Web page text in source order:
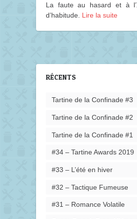
La faute au hasard et à
d’habitude. Lire la suite
RÉCENTS
Tartine de la Confinade #3
Tartine de la Confinade #2
Tartine de la Confinade #1
#34 – Tartine Awards 2019
#33 – L’été en hiver
#32 – Tactique Fumeuse
#31 – Romance Volatile